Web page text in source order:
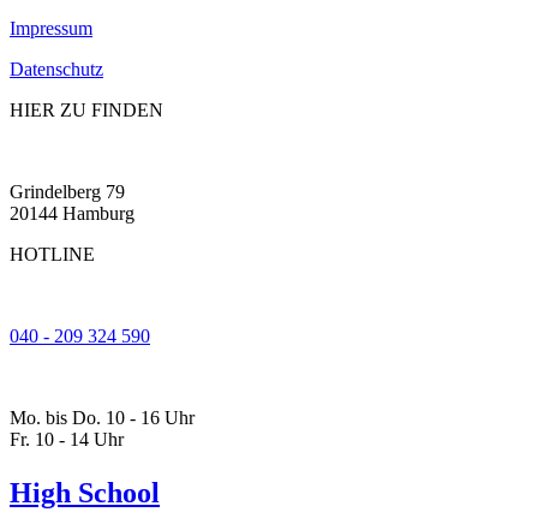
Impressum
Datenschutz
HIER ZU FINDEN
Grindelberg 79
20144 Hamburg
HOTLINE
040 - 209 324 590
Mo. bis Do. 10 - 16 Uhr
Fr. 10 - 14 Uhr
High School